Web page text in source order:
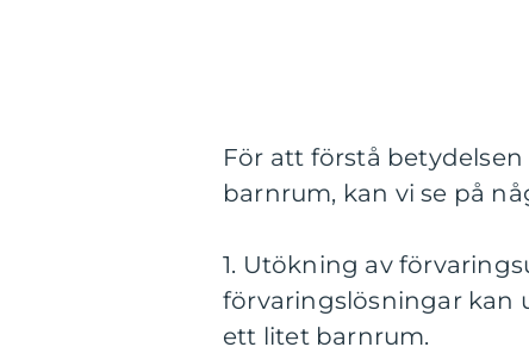
För att förstå
barnrum, kan vi se på
1. Utökning av
förvaringslösningar kan
ett litet barnrum.